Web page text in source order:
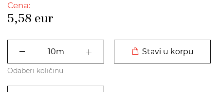
Cena:
5,58 eur
Stavi u korpu
Odaberi količinu